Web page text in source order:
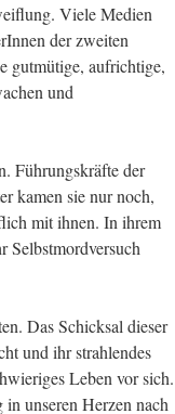
Viele Medien
der zweiten
gutmütige, aufrichtige,
und
Führungskräfte der
kamen sie nur noch,
mit ihnen. In ihrem
Selbstmordversuch
Das Schicksal dieser
und ihr strahlendes
Leben vor sich.
unseren Herzen nach